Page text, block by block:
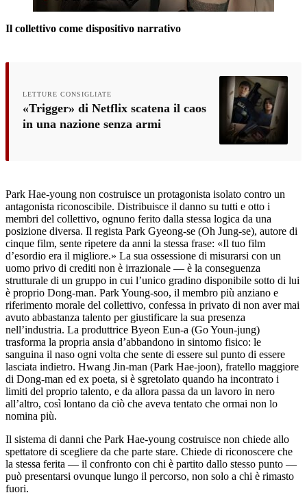
Il collettivo come dispositivo narrativo
LETTURE CONSIGLIATE
«Trigger» di Netflix scatena il caos
in una nazione senza armi
Park Hae-young non costruisce un protagonista isolato contro un
antagonista riconoscibile. Distribuisce il danno su tutti e otto i
membri del collettivo, ognuno ferito dalla stessa logica da una
posizione diversa. Il regista Park Gyeong-se (Oh Jung-se), autore di
cinque film, sente ripetere da anni la stessa frase: «Il tuo film
d’esordio era il migliore.» La sua ossessione di misurarsi con un
uomo privo di crediti non è irrazionale — è la conseguenza
strutturale di un gruppo in cui l’unico gradino disponibile sotto di lui
è proprio Dong-man. Park Young-soo, il membro più anziano e
riferimento morale del collettivo, confessa in privato di non aver mai
avuto abbastanza talento per giustificare la sua presenza
nell’industria. La produttrice Byeon Eun-a (Go Youn-jung)
trasforma la propria ansia d’abbandono in sintomo fisico: le
sanguina il naso ogni volta che sente di essere sul punto di essere
lasciata indietro. Hwang Jin-man (Park Hae-joon), fratello maggiore
di Dong-man ed ex poeta, si è sgretolato quando ha incontrato i
limiti del proprio talento, e da allora passa da un lavoro in nero
all’altro, così lontano da ciò che aveva tentato che ormai non lo
nomina più.
Il sistema di danni che Park Hae-young costruisce non chiede allo
spettatore di scegliere da che parte stare. Chiede di riconoscere che
la stessa ferita — il confronto con chi è partito dallo stesso punto —
può presentarsi ovunque lungo il percorso, non solo a chi è rimasto
fuori.